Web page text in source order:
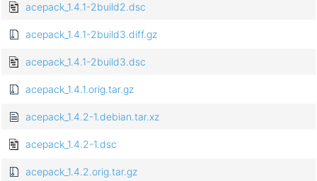
acepack_1.4.1-2build2.dsc
acepack_1.4.1-2build3.diff.gz
acepack_1.4.1-2build3.dsc
acepack_1.4.1.orig.tar.gz
acepack_1.4.2-1.debian.tar.xz
acepack_1.4.2-1.dsc
acepack_1.4.2.orig.tar.gz